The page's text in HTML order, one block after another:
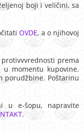
boji i veličini, sa
OVDE, a o njihovoj
prema
u momentu kupovine.
porudžbine. Poštarinu
u e-šopu, napravite